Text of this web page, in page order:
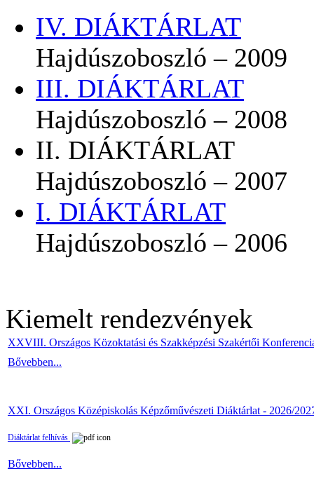
IV. DIÁKTÁRLAT
Hajdúszoboszló – 2009
III. DIÁKTÁRLAT
Hajdúszoboszló – 2008
II. DIÁKTÁRLAT
Hajdúszoboszló – 2007
I. DIÁKTÁRLAT
Hajdúszoboszló – 2006
Kiemelt rendezvények
XXVIII. Országos Közoktatási és Szakképzési Szakértői
Bővebben...
XXI. Országos Középiskolás Képzőművészeti Diáktárlat - 2026/
Diáktárlat felhívás
Bővebben...